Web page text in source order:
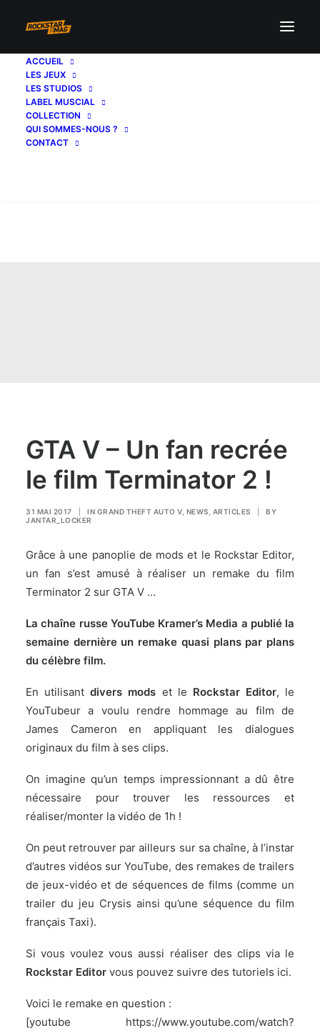
ACCUEIL
LES JEUX
LES STUDIOS
LABEL MUSCIAL
COLLECTION
QUI SOMMES-NOUS ?
CONTACT
GTA V – Un fan recrée
le film Terminator 2 !
31 MAI 2017 IN GRAND THEFT AUTO V, NEWS ARTICLES
BY
JANTAR_LOCKER
Grâce à une panoplie de mods et le Rockstar Editor,
un fan s’est amusé à réaliser un remake du film
Terminator 2 sur GTA V …
La chaîne russe YouTube Kramer’s Media a publié la
semaine dernière un remake quasi plans par plans
du célèbre film.
En utilisantdivers mods et le Rockstar Editor, le
YouTubeur a voulu rendre hommage au film de
James Cameron en appliquant les dialogues
originaux du film à ses clips.
On imagine qu’un temps impressionnant a dû être
nécessaire pour trouver les ressources et
réaliser/monter la vidéo de 1h !
On peut retrouver par ailleurs sur sa chaîne, à l’instar
d’autres vidéos sur YouTube, des remakes de trailers
de jeux-vidéo et de séquences de films (comme un
trailer du jeu Crysis ainsi qu’une séquence du film
français Taxi).
Si vous voulez vous aussi réaliser des clips via le
Rockstar Editor vous pouvez suivre des tutoriels ici.
Voici le remake en question :
[youtube https://www.youtube.com/watch?